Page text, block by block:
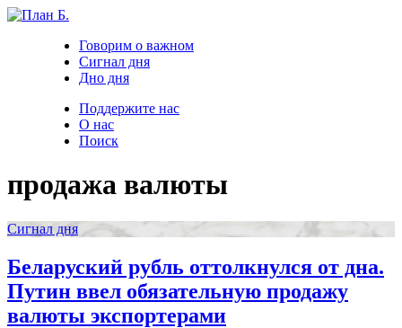
Говорим о важном
Сигнал дня
Дно дня
Поддержите нас
О нас
Поиск
продажа валюты
Сигнал дня
Беларуский рубль оттолкнулся от дна.
Путин ввел обязательную продажу
валюты экспортерами